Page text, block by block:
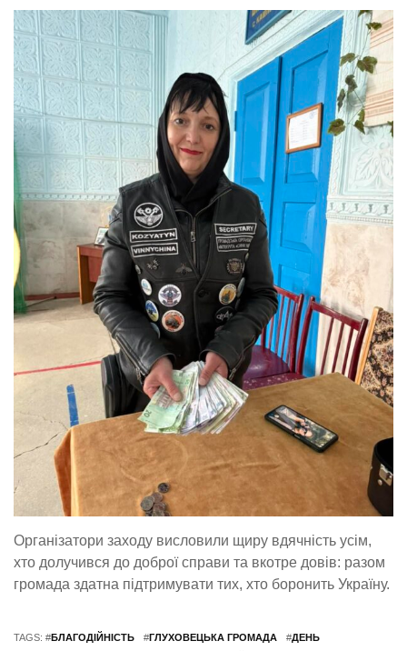
Організатори заходу висловили щиру вдячність усім,
хто долучився до доброї справи та вкотре довів: разом
громада здатна підтримувати тих, хто боронить Україну.
TAGS: #БЛАГОДІЙНІСТЬ #ГЛУХОВЕЦЬКА ГРОМАДА #ДЕНЬ